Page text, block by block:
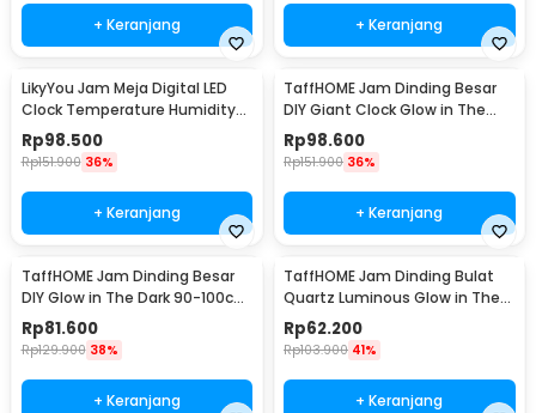
+ Keranjang + Keranjang
LikyYou Jam Meja Digital LED
Clock Temperature Humidity
Control - CYP-105
Rp98.500
Rp151.900 36%
+ Keranjang
TaffHOME Jam Dinding Besar
DIY Giant Clock Glow in The
Dark 90-100cm - DIY-106
Rp98.600
Rp151.900 36%
+ Keranjang
TaffHOME Jam Dinding Besar
DIY Glow in The Dark 90-100cm
- JM-03
Rp81.600
Rp129.900 38%
+ Keranjang
TaffHOME Jam Dinding Bulat
Quartz Luminous Glow in The
Dark 30cm MDB1
Rp62.200
Rp103.900 41%
+ Keranjang